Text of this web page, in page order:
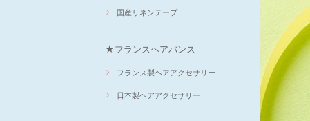
国産リネンテープ
★フランスヘアバンス
フランス製ヘアアクセサリー
日本製ヘアアクセサリー